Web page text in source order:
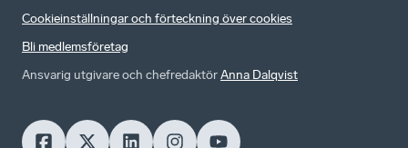
Cookieinställningar och förteckning över cookies
Bli medlemsföretag
Ansvarig utgivare och chefredaktörAnna Dalqvist